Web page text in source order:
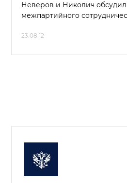
Неверов и Николич
межпартийного
23.08.12